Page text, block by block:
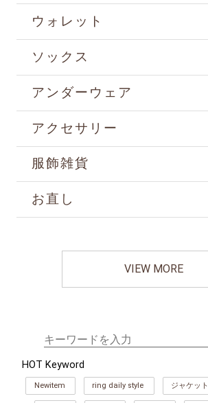
ウォレット
ソックス
アンダーウェア
アクセサリー
服飾雑貨
お直し
VIEW MORE
HOT Keyword
Newitem ring daily style ジャケット